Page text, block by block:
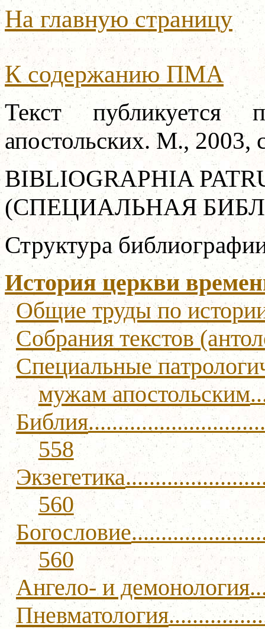
На главную страницу
К содержанию ПМА
Текст
апостольских. М., 2003,
BIBLIOGRAPHIA
(СПЕЦИАЛЬНАЯ
Структура
История церкви
Общие труды по
Собрания текстов
Специальные
мужам апостольским
Библия
558
Экзегетика
560
Богословие
560
Ангело- и демонология
Пневматология